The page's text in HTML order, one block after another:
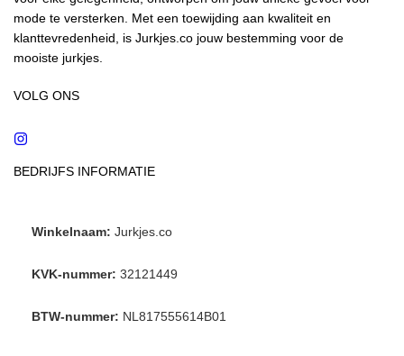
mode te versterken. Met een toewijding aan kwaliteit en
klanttevredenheid, is Jurkjes.co jouw bestemming voor de
mooiste jurkjes.
VOLG ONS
BEDRIJFS INFORMATIE
Winkelnaam: Jurkjes.co
KVK-nummer: 32121449
BTW-nummer: NL817555614B01